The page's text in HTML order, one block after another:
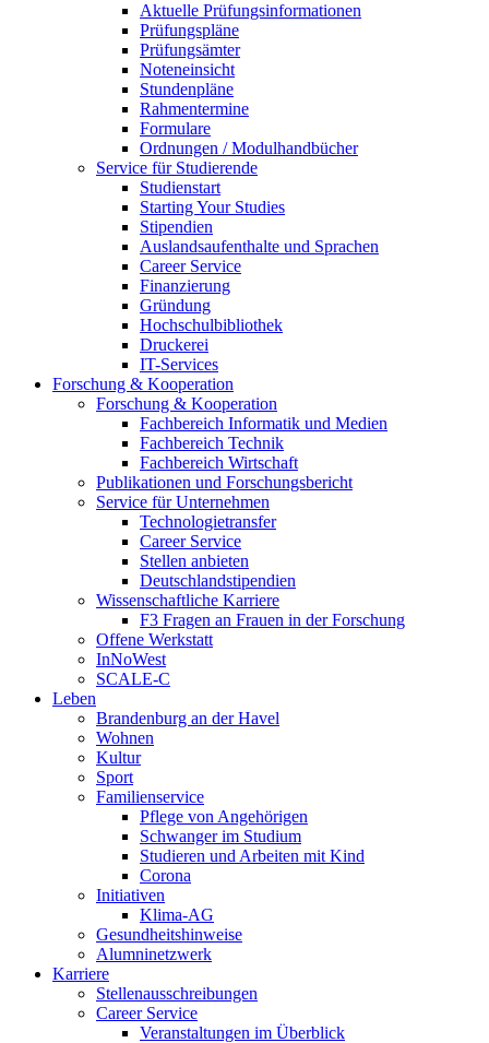
Aktuelle Prüfungsinformationen
Prüfungspläne
Prüfungsämter
Noteneinsicht
Stundenpläne
Rahmentermine
Formulare
Ordnungen / Modulhandbücher
Service für Studierende
Studienstart
Starting Your Studies
Stipendien
Auslandsaufenthalte und Sprachen
Career Service
Finanzierung
Gründung
Hochschulbibliothek
Druckerei
IT-Services
Forschung & Kooperation
Forschung & Kooperation
Fachbereich Informatik und Medien
Fachbereich Technik
Fachbereich Wirtschaft
Publikationen und Forschungsbericht
Service für Unternehmen
Technologietransfer
Career Service
Stellen anbieten
Deutschlandstipendien
Wissenschaftliche Karriere
F3 Fragen an Frauen in der Forschung
Offene Werkstatt
InNoWest
SCALE-C
Leben
Brandenburg an der Havel
Wohnen
Kultur
Sport
Familienservice
Pflege von Angehörigen
Schwanger im Studium
Studieren und Arbeiten mit Kind
Corona
Initiativen
Klima-AG
Gesundheitshinweise
Alumninetzwerk
Karriere
Stellenausschreibungen
Career Service
Veranstaltungen im Überblick